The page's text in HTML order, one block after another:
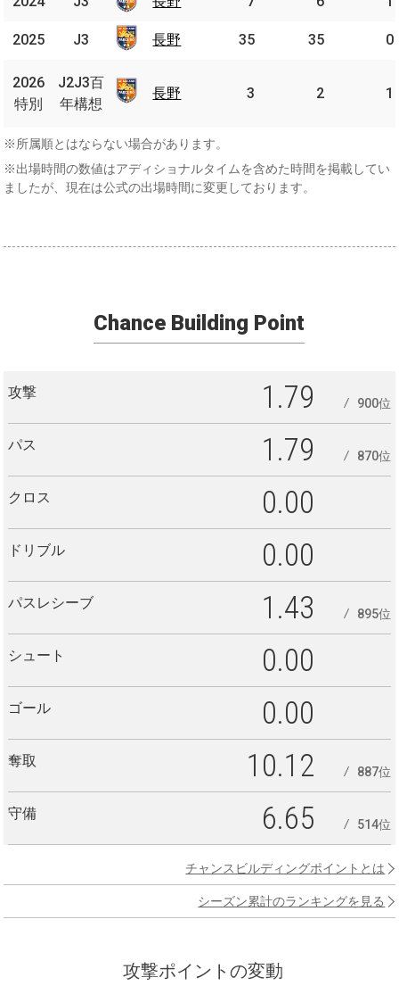
2025 長野 35 35 0
2026
特別
百年
構想
長野 3 2 1
2025 J3 長野
2026
特別
J2J3百
年構想
長野
※所属順とはならない場合があります。
※出場時間の数値はアディショナルタイムを含めた時間を掲載してい
ましたが、現在は公式の出場時間に変更しております。
Chance Building Point
攻撃 1.79 900位
パス 1.79 870位
クロス 0.00
ドリブル 0.00
パスレシーブ 1.43 895位
シュート 0.00
ゴール 0.00
奪取 10.12 887位
守備 6.65 514位
チャンスビルディングポイントとは
シーズン累計のランキングを見る
攻撃ポイントの変動